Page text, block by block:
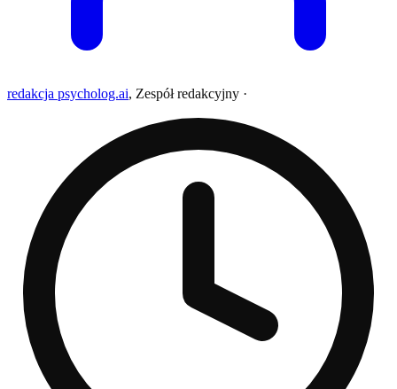
redakcja psycholog.ai, Zespół redakcyjny ·